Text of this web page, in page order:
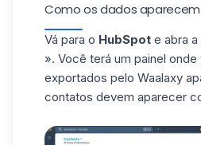
Como os dados aparecem
Vá para o HubSpot e abra
». Você terá um painel
exportados pelo Waalaxy
contatos devem aparecer